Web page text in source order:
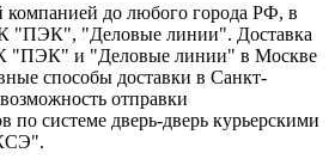
компанией до любого города РФ, в
"ПЭК", "Деловые линии". Доставка
"ПЭК" и "Деловые линии" в Москве
способы доставки в Санкт-
отправки
по системе дверь-дверь курьерскими